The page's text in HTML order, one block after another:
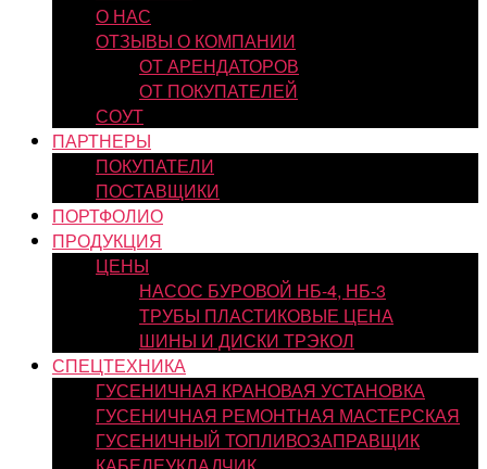
О НАС
ОТЗЫВЫ О КОМПАНИИ
ОТ АРЕНДАТОРОВ
ОТ ПОКУПАТЕЛЕЙ
СОУТ
ПАРТНЕРЫ
ПОКУПАТЕЛИ
ПОСТАВЩИКИ
ПОРТФОЛИО
ПРОДУКЦИЯ
ЦЕНЫ
НАСОС БУРОВОЙ НБ-4, НБ-3
ТРУБЫ ПЛАСТИКОВЫЕ ЦЕНА
ШИНЫ И ДИСКИ ТРЭКОЛ
СПЕЦТЕХНИКА
ГУСЕНИЧНАЯ КРАНОВАЯ УСТАНОВКА
ГУСЕНИЧНАЯ РЕМОНТНАЯ МАСТЕРСКАЯ
ГУСЕНИЧНЫЙ ТОПЛИВОЗАПРАВЩИК